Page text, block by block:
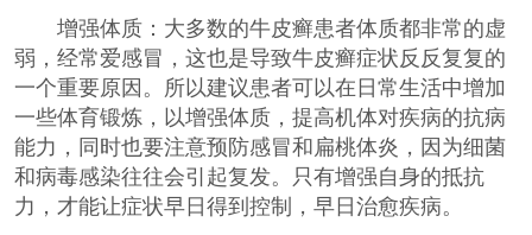
增强体质：大多数的牛皮癣患者体质都非常的虚
弱，经常爱感冒，这也是导致牛皮癣症状反反复复的
一个重要原因。所以建议患者可以在日常生活中增加
一些体育锻炼，以增强体质，提高机体对疾病的抗病
能力，同时也要注意预防感冒和扁桃体炎，因为细菌
和病毒感染往往会引起复发。只有增强自身的抵抗
力，才能让症状早日得到控制，早日治愈疾病。